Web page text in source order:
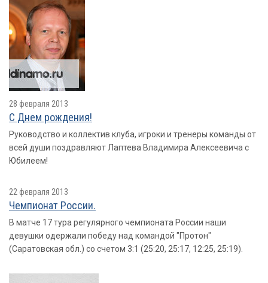
28 февраля 2013
С Днем рождения!
Руководство и коллектив клуба, игроки и тренеры команды от
всей души поздравляют Лаптева Владимира Алексеевича с
Юбилеем!
22 февраля 2013
Чемпионат России.
В матче 17 тура регулярного чемпионата России наши
девушки одержали победу над командой "Протон"
(Саратовская обл.) со счетом 3:1 (25:20, 25:17, 12:25, 25:19).